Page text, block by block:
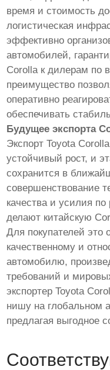
время и стоимость
логистическая
эффективно
автомобилей,
Corolla к дилерам по
преимущество
оперативно
обеспечивать
Будущее экспорта
Экспорт Toyota
устойчивый рост, и
сохранится в
совершенствование
качества и усилия
делают китайскую
Для покупателей это
качественному и
автомобилю,
требований и
экспортер Toyota
нишу на глобальном
предлагая выгодное